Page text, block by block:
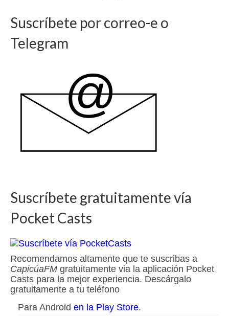
Suscríbete por correo-e o
Telegram
Suscríbete gratuitamente vía
Pocket Casts
Recomendamos altamente que te suscribas a
CapicúaFM gratuitamente via la aplicación Pocket
Casts para la mejor experiencia. Descárgalo
gratuitamente a tu teléfono
Para Android en la Play Store.